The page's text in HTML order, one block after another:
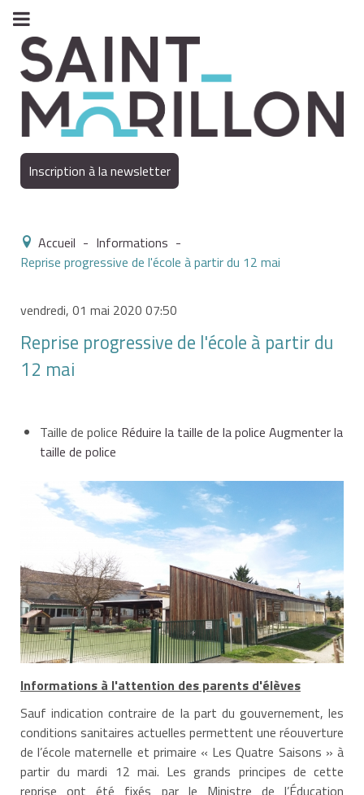
Inscription à la newsletter
Accueil - Informations -
Reprise progressive de l'école à partir du 12 mai
vendredi, 01 mai 2020 07:50
Reprise progressive de l'école à partir du
12 mai
Taille de police Réduire la taille de la police Augmenter la
taille de police
Informations à l'attention des parents d'élèves
Sauf indication contraire de la part du gouvernement, les
conditions sanitaires actuelles permettent une réouverture
de l’école maternelle et primaire « Les Quatre Saisons » à
partir du mardi 12 mai. Les grands principes de cette
reprise ont été fixés par le Ministre de l’Éducation